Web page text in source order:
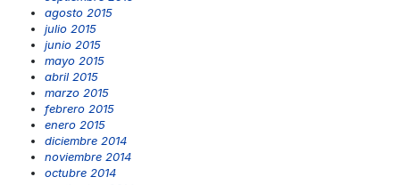
agosto 2015
julio 2015
junio 2015
mayo 2015
abril 2015
marzo 2015
febrero 2015
enero 2015
diciembre 2014
noviembre 2014
octubre 2014